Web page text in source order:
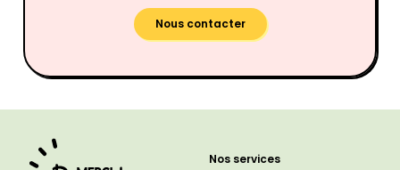
Nous contacter
Nos services